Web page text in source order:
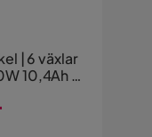
| 6 växlar
10,4Ah |